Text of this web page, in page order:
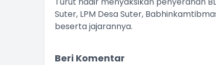
Suter, LPM Desa Suter,
beserta jajarannya.
Beri Komentar